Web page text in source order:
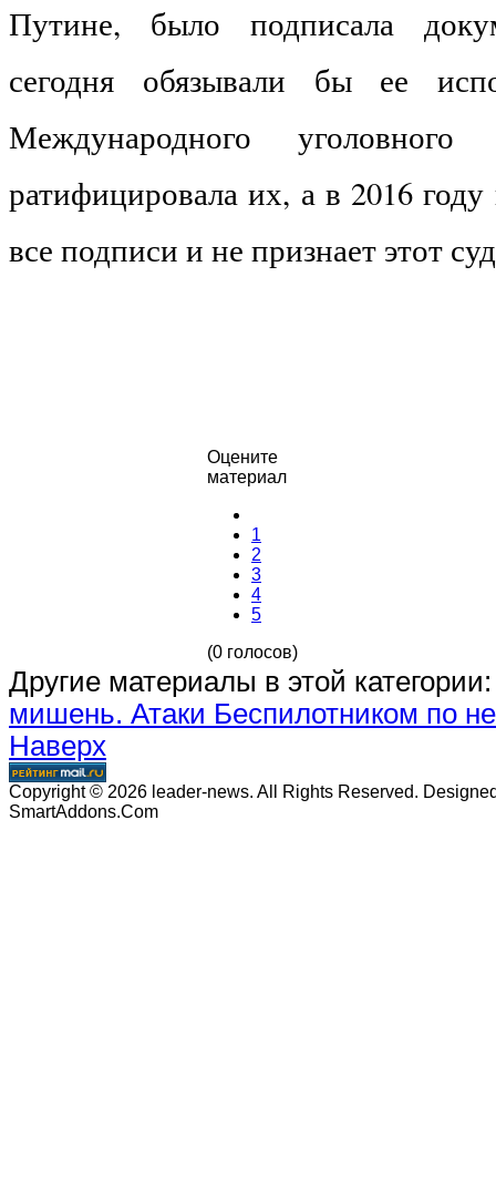
Путине, было подписала
сегодня обязывали бы ее
Международного
ратифицировала их, а в 2016 году
все подписи и не признает этот
Оцените
материал
1
2
3
4
5
(0 голосов)
Другие материалы в этой категории:
мишень. Атаки Беспилотником по
Наверх
Copyright © 2026 leader-news. All Rights Reserved.
SmartAddons.Com